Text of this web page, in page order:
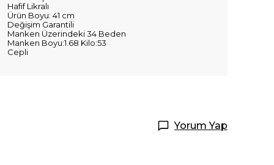
Hafif Likralı
Ürün Boyu: 41 cm
Değişim Garantili
Manken Üzerindeki 34 Beden
Manken Boyu:1.68 Kilo:53
Cepli
Yorum Yap